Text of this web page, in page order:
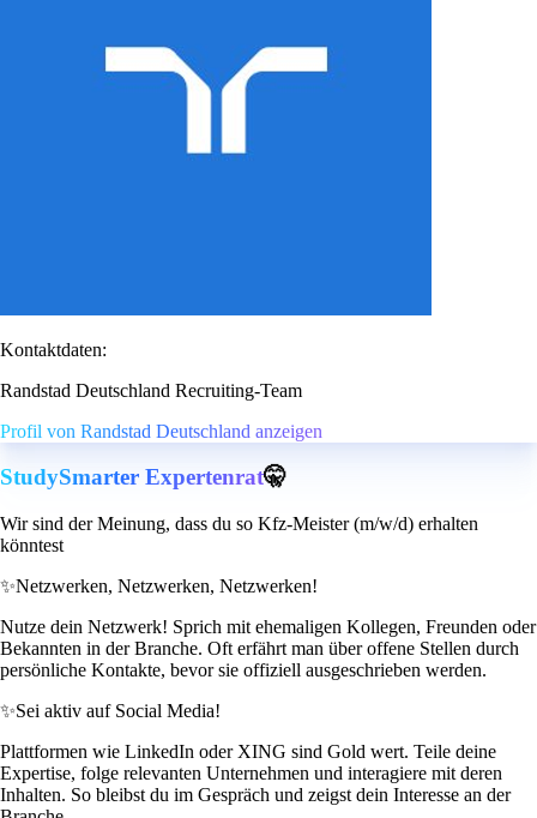
Kontaktdaten:
Randstad Deutschland Recruiting-Team
Profil von Randstad Deutschland anzeigen
StudySmarter Expertenrat🤫
Wir sind der Meinung, dass du so Kfz-Meister (m/w/d) erhalten
könntest
✨Netzwerken, Netzwerken, Netzwerken!
Nutze dein Netzwerk! Sprich mit ehemaligen Kollegen, Freunden oder
Bekannten in der Branche. Oft erfährt man über offene Stellen durch
persönliche Kontakte, bevor sie offiziell ausgeschrieben werden.
✨Sei aktiv auf Social Media!
Plattformen wie LinkedIn oder XING sind Gold wert. Teile deine
Expertise, folge relevanten Unternehmen und interagiere mit deren
Inhalten. So bleibst du im Gespräch und zeigst dein Interesse an der